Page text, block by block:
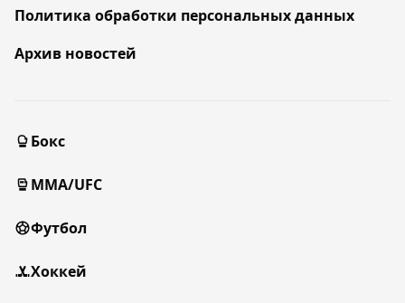
Политика обработки персональных данных
Архив новостей
Бокс
MMA/UFC
Футбол
Хоккей